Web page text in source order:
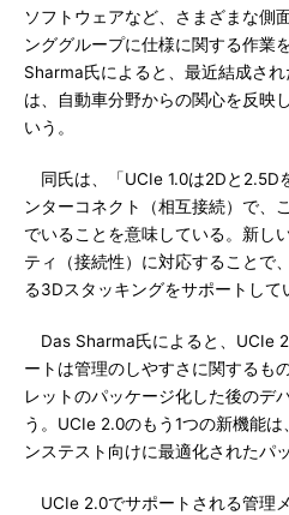
ソフトウェアなど、さまざまな側
ンググループに仕様に関する作業
Sharma氏によると、最近結成さ
は、自動車分野からの関心を反映
いう。
同氏は、「UCIe 1.0は2Dと2.5D
ンターコネクト（相互接続）で、
でいることを意味している。新し
ティ（接続性）に対応することで
る3Dスタッキングをサポートして
Das Sharma氏によると、UCIe
ートは管理のしやすさに関するも
レットのパッケージ化した後のデ
う。UCIe 2.0のもう1つの新機能
ンステスト向けに最適化されたパ
UCIe 2.0でサポートされる管理